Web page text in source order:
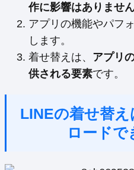
作に影響はありませ
アプリの機能やパフ
します。
着せ替えは、 アプリ
供される要素です。
LINEの着せ替
ロードで